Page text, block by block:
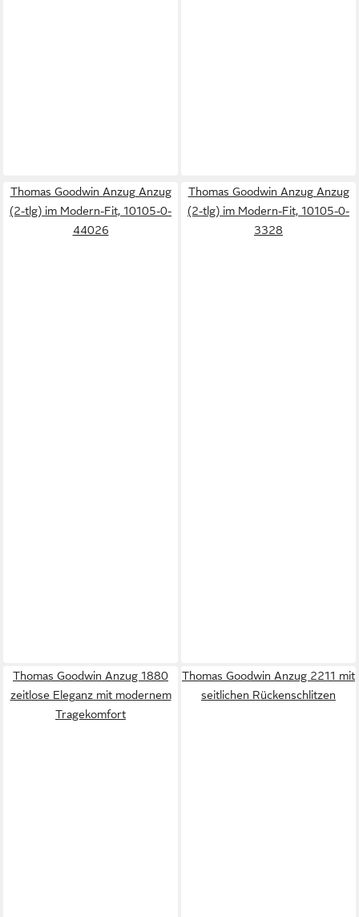
Thomas Goodwin Anzug Anzug
(2-tlg) im Modern-Fit, 10105-0-
44026
Thomas Goodwin Anzug Anzug
(2-tlg) im Modern-Fit, 10105-0-
3328
Thomas Goodwin Anzug 1880
zeitlose Eleganz mit modernem
Tragekomfort
Thomas Goodwin Anzug 2211 mit
seitlichen Rückenschlitzen